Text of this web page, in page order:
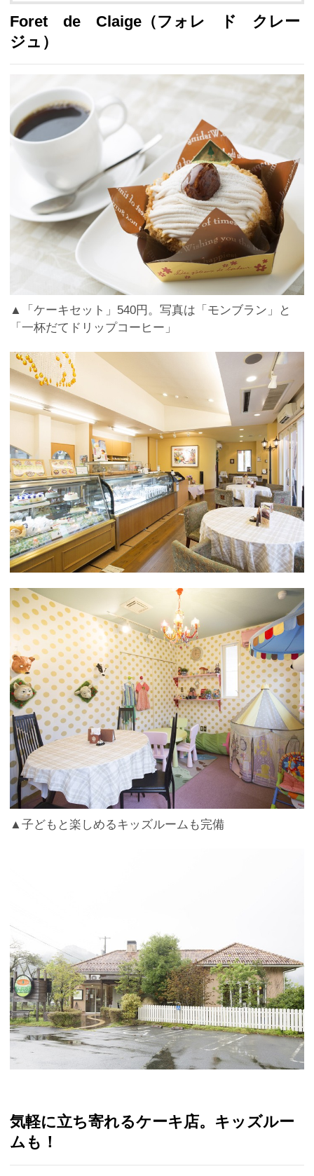
Foret de Claige（フォレ ド クレー
ジュ）
▲「ケーキセット」540円。写真は「モンブラン」と
「一杯だてドリップコーヒー」
▲子どもと楽しめるキッズルームも完備
気軽に立ち寄れるケーキ店。キッズルー
ムも！